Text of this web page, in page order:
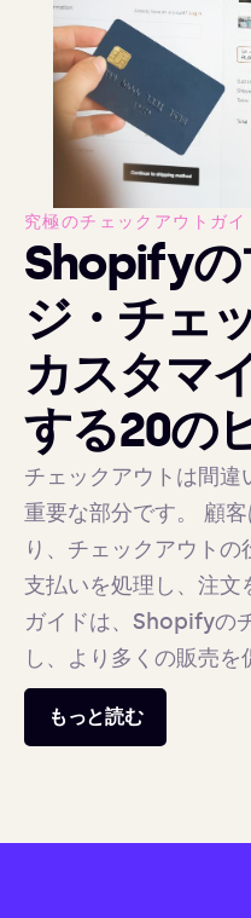
究極のチェックアウトガイ
Shopifyの
ジ・チェ
カスタマ
する20の
チェックアウトは間違
重要な部分です。 顧
り、チェックアウトの
支払いを処理し、注文
ガイドは、Shopifyの
し、より多くの販売を
もっと読む